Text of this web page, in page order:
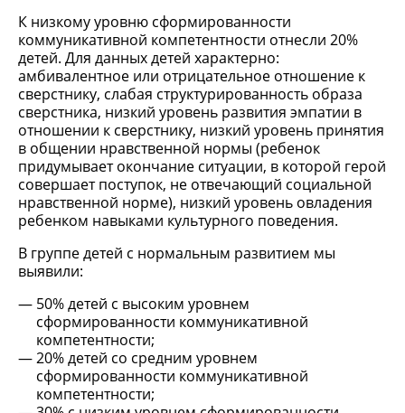
К низкому уровню сформированности
коммуникативной компетентности отнесли 20%
детей. Для данных детей характерно:
амбивалентное или отрицательное отношение к
сверстнику, слабая структурированность образа
сверстника, низкий уровень развития эмпатии в
отношении к сверстнику, низкий уровень принятия
в общении нравственной нормы (ребенок
придумывает окончание ситуации, в которой герой
совершает поступок, не отвечающий социальной
нравственной норме), низкий уровень овладения
ребенком навыками культурного поведения.
В группе детей с нормальным развитием мы
выявили:
50% детей с высоким уровнем
сформированности коммуникативной
компетентности;
20% детей со средним уровнем
сформированности коммуникативной
компетентности;